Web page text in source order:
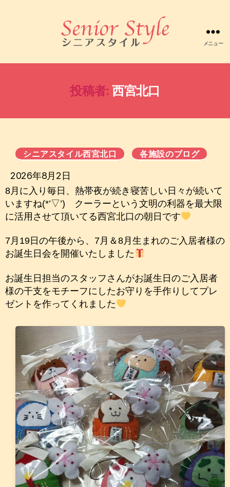
式
社
シ
ア
イ
メニュー
投稿者: 西宮北口
シニアスタイル西宮北口 各施設のブログ
2026年8月2日
8月に入り毎日、熱帯夜が続き寝苦しい日々が続いて
いますね(*’▽’) クーラーという文明の利器を最大限
に活用させて頂いてる西宮北口の朝日です
7月19日の午後から、7月＆8月生まれのご入居者様の
お誕生日会を開催いたしました
お誕生日担当のスタッフさんがお誕生日のご入居者
様の干支をモチーフにしたお守りを手作りしてプレ
ゼントを作ってくれました